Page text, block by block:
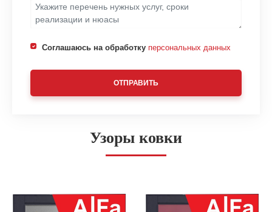
Соглашаюсь на обработку персональных данных
ОТПРАВИТЬ
Узоры ковки